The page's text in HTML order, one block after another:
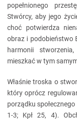
popełnionego
Stwórcy, aby jego
choć potwierdza
obraz i podobieństwo
harmonii
mieszkać w tym
Właśnie troska o
który oprócz
porządku
1-3; Kpł 25, 4).